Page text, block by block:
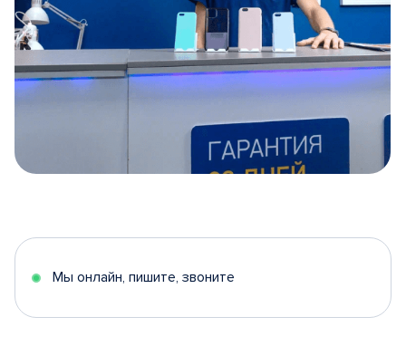
5
Мы онлайн, пишите, звоните